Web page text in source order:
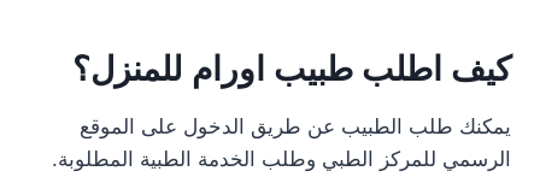
كيف اطلب طبيب اورام للمنزل؟
يمكنك طلب الطبيب عن طريق الدخول على الموقع
الرسمي للمركز الطبي وطلب الخدمة الطبية المطلوبة.